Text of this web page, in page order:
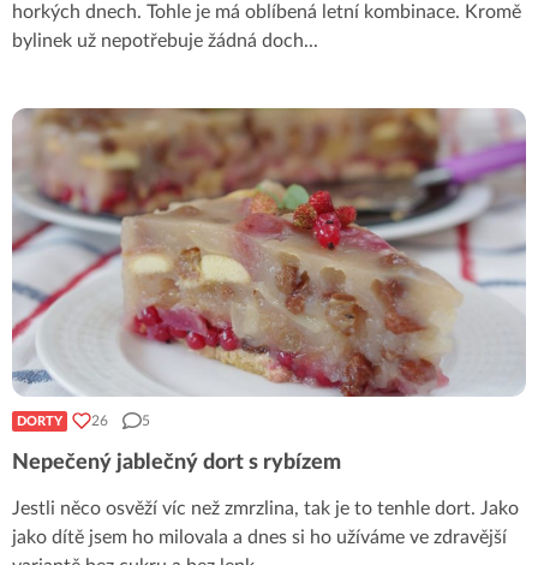
horkých dnech. Tohle je má oblíbená letní kombinace. Kromě
bylinek už nepotřebuje žádná doch...
DORTY 26 5
Nepečený jablečný dort s rybízem
Jestli něco osvěží víc než zmrzlina, tak je to tenhle dort. Jako
jako dítě jsem ho milovala a dnes si ho užíváme ve zdravější